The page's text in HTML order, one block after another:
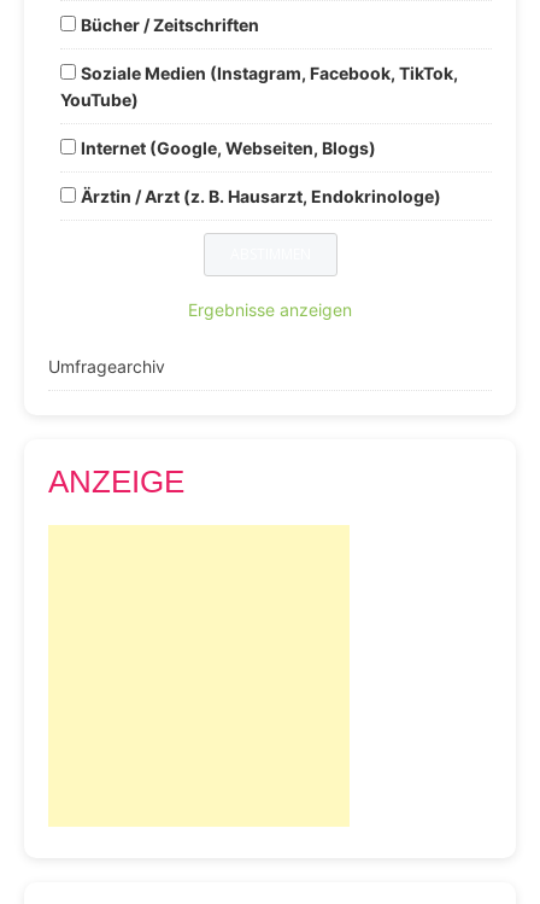
Bücher / Zeitschriften
Soziale Medien (Instagram, Facebook, TikTok,
YouTube)
Internet (Google, Webseiten, Blogs)
Ärztin / Arzt (z. B. Hausarzt, Endokrinologe)
Ergebnisse anzeigen
Umfragearchiv
ANZEIGE